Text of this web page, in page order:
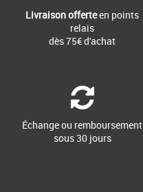
Livraison offerteen points
relais
dès 75€ d'achat
Échange ou remboursement
sous 30 jours